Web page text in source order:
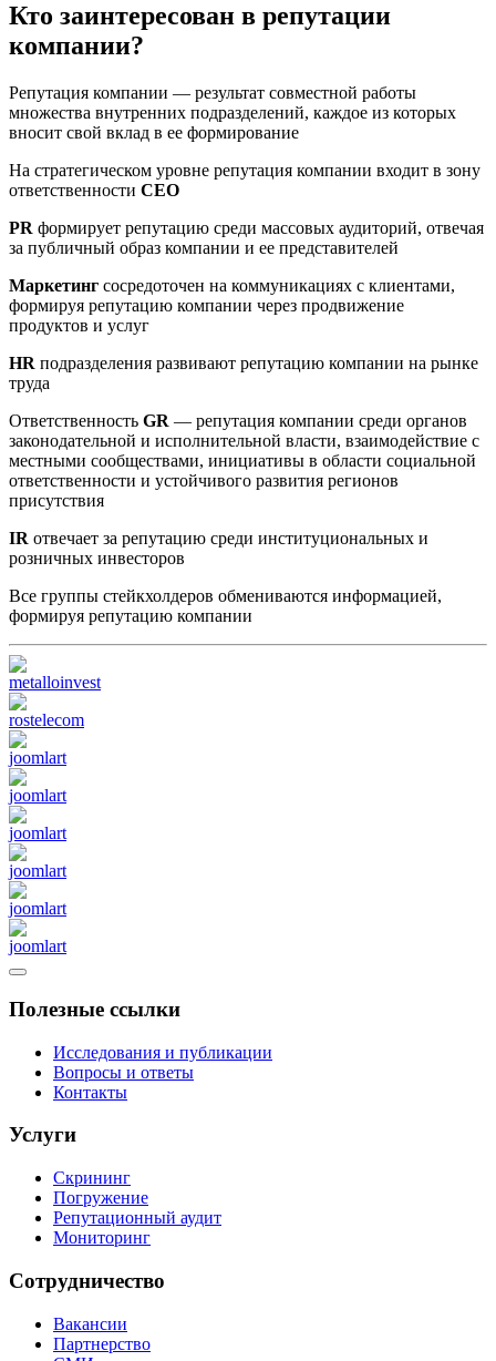
Кто заинтересован в репутации
компании?
Репутация компании — результат совместной работы
множества внутренних подразделений, каждое из которых
вносит свой вклад в ее формирование
На стратегическом уровне репутация компании входит в зону
ответственности CEO
PR формирует репутацию среди массовых аудиторий, отвечая
за публичный образ компании и ее представителей
Маркетинг сосредоточен на коммуникациях с клиентами,
формируя репутацию компании через продвижение
продуктов и услуг
HR подразделения развивают репутацию компании на рынке
труда
Ответственность GR — репутация компании среди органов
законодательной и исполнительной власти, взаимодействие с
местными сообществами, инициативы в области социальной
ответственности и устойчивого развития регионов
присутствия
IR отвечает за репутацию среди институциональных и
розничных инвесторов
Все группы стейкхолдеров обмениваются информацией,
формируя репутацию компании
Полезные ссылки
Исследования и публикации
Вопросы и ответы
Контакты
Услуги
Скрининг
Погружение
Репутационный аудит
Мониторинг
Сотрудничество
Вакансии
Партнерство